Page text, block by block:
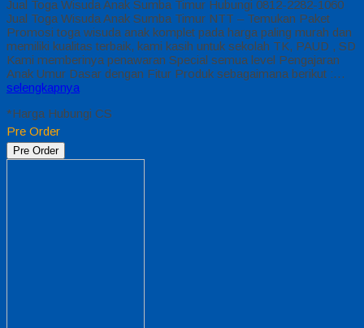
Jual Toga Wisuda Anak Sumba Timur Hubungi 0812-2282-1060
Jual Toga Wisuda Anak Sumba Timur NTT – Temukan Paket
Promosi toga wisuda anak komplet pada harga paling murah dan
memiliki kualitas terbaik, kami kasih untuk sekolah TK, PAUD , SD
Kami memberinya penawaran Special semua level Pengajaran
Anak Umur Dasar dengan Fitur Produk sebagaimana berikut :…
selengkapnya
*Harga Hubungi CS
Pre Order
Pre Order